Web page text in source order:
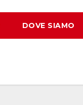
DOVE SIAMO